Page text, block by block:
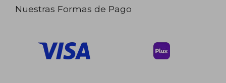
Nuestras Formas de Pago